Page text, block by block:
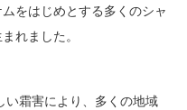
をはじめとする多くのシャ
れました。
い霜害により、多くの地域